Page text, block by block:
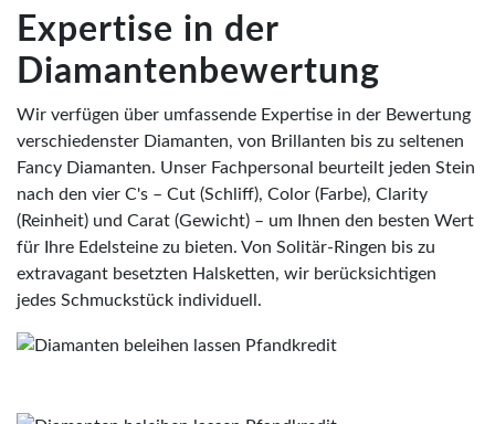
Expertise in der
Diamantenbewertung
Wir verfügen über umfassende Expertise in der Bewertung
verschiedenster Diamanten, von Brillanten bis zu seltenen
Fancy Diamanten. Unser Fachpersonal beurteilt jeden Stein
nach den vier C's – Cut (Schliff), Color (Farbe), Clarity
(Reinheit) und Carat (Gewicht) – um Ihnen den besten Wert
für Ihre Edelsteine zu bieten. Von Solitär-Ringen bis zu
extravagant besetzten Halsketten, wir berücksichtigen
jedes Schmuckstück individuell.